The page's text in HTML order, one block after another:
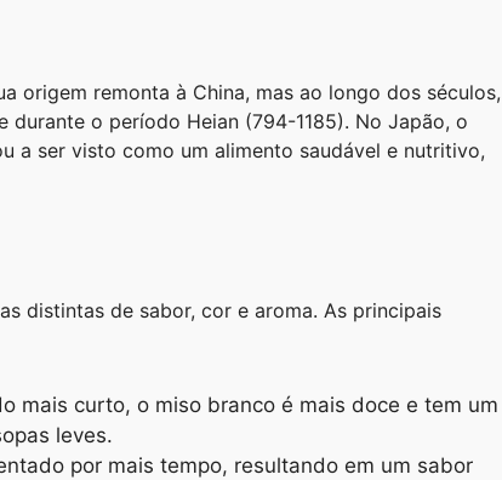
origem remonta à China, mas ao longo dos séculos,
durante o período Heian (794-1185). No Japão, o
a ser visto como um alimento saudável e nutritivo,
distintas de sabor, cor e aroma. As principais
mais curto, o miso branco é mais doce e tem um
leves.
por mais tempo, resultando em um sabor